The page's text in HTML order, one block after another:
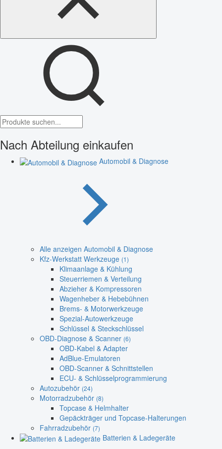
Nach Abteilung einkaufen
Automobil & Diagnose
Alle anzeigen Automobil & Diagnose
Kfz-Werkstatt Werkzeuge (1)
Klimaanlage & Kühlung
Steuerriemen & Verteilung
Abzieher & Kompressoren
Wagenheber & Hebebühnen
Brems- & Motorwerkzeuge
Spezial-Autowerkzeuge
Schlüssel & Steckschlüssel
OBD-Diagnose & Scanner (6)
OBD-Kabel & Adapter
AdBlue-Emulatoren
OBD-Scanner & Schnittstellen
ECU- & Schlüsselprogrammierung
Autozubehör (24)
Motorradzubehör (8)
Topcase & Helmhalter
Gepäckträger und Topcase-Halterungen
Fahrradzubehör (7)
Batterien & Ladegeräte